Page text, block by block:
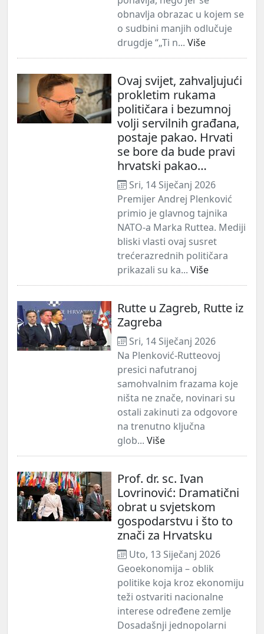
obnavlja obrazac u kojem se
o sudbini manjih odlučuje
drugdje “„Ti n... Više
Ovaj svijet, zahvaljujući
prokletim rukama
političara i bezumnoj
volji servilnih građana,
postaje pakao. Hrvati
se bore da bude pravi
hrvatski pakao…
Sri, 14 Siječanj 2026
Premijer Andrej Plenković
primio je glavnog tajnika
NATO-a Marka Ruttea. Mediji
bliski vlasti ovaj susret
trećerazrednih političara
prikazali su ka... Više
Rutte u Zagreb, Rutte iz
Zagreba
Sri, 14 Siječanj 2026
Na Plenković-Rutteovoj
presici nafutranoj
samohvalnim frazama koje
ništa ne znače, novinari su
ostali zakinuti za odgovore
na trenutno ključna
glob... Više
Prof. dr. sc. Ivan
Lovrinović: Dramatični
obrat u svjetskom
gospodarstvu i što to
znači za Hrvatsku
Uto, 13 Siječanj 2026
Geoekonomija – oblik
politike koja kroz ekonomiju
teži ostvariti nacionalne
interese određene zemlje
Dosadašnji jednopolarni